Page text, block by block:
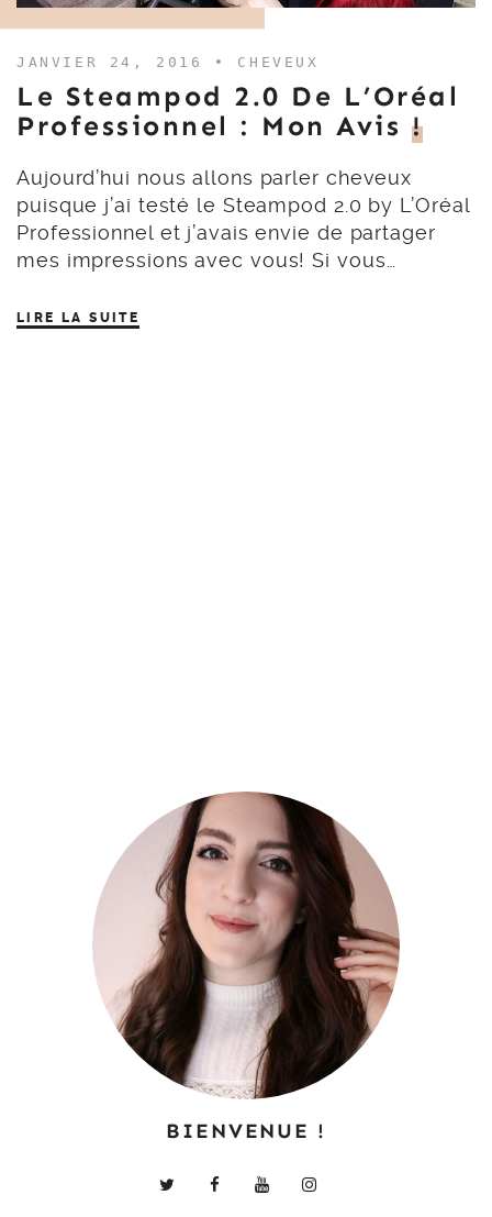
JANVIER 24, 2016 • CHEVEUX
Le Steampod 2.0 De L’Oréal
Professionnel : Mon Avis !
Aujourd’hui nous allons parler cheveux
puisque j’ai testé le Steampod 2.0 by L’Oréal
Professionnel et j’avais envie de partager
mes impressions avec vous! Si vous…
LIRE LA SUITE
BIENVENUE !